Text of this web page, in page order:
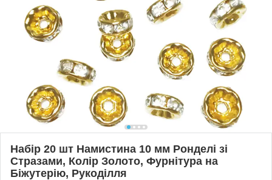
Набір 20 шт Намистина 10 мм Ронделі зі
Стразами, Колір Золото, Фурнітура на
Біжутерію, Рукоділля